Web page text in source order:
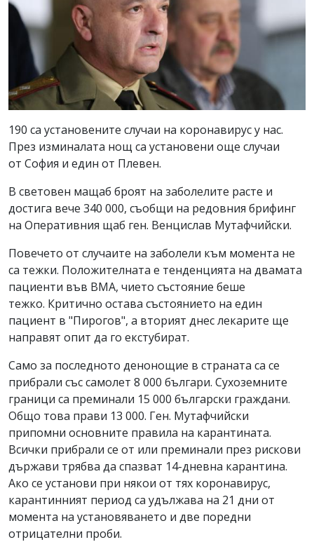
190 са установените случаи на коронавирус у нас.
През изминалата нощ са установени още случаи
от София и един от Плевен.
В световен мащаб броят на заболелите расте и
достига вече 340 000, съобщи на редовния брифинг
на Оперативния щаб ген. Венцислав Мутафчийски.
Повечето от случаите на заболели към момента не
са тежки. Положителната е тенденцията на двамата
пациенти във ВМА, чието състояние беше
тежко. Критично остава състоянието на един
пациент в "Пирогов", а вторият днес лекарите ще
направят опит да го екстубират.
Само за последното денонощие в страната са се
прибрали със самолет 8 000 българи. Сухоземните
граници са преминали 15 000 български граждани.
Общо това прави 13 000. Ген. Мутафчийски
припомни основните правила на карантината.
Всички прибрали се от или преминали през рискови
държави трябва да спазват 14-дневна карантина.
Ако се установи при някои от тях коронавирус,
карантинният период са удължава на 21 дни от
момента на установяването и две поредни
отрицателни проби.